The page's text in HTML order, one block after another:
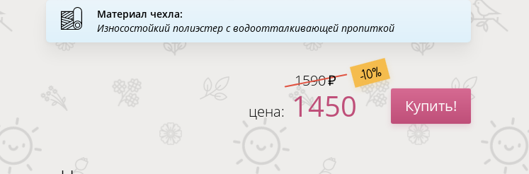
Материал чехла:
Износостойкий полиэстер с водоотталкивающей пропиткой
цена: 1450
-10%
1590
Купить!